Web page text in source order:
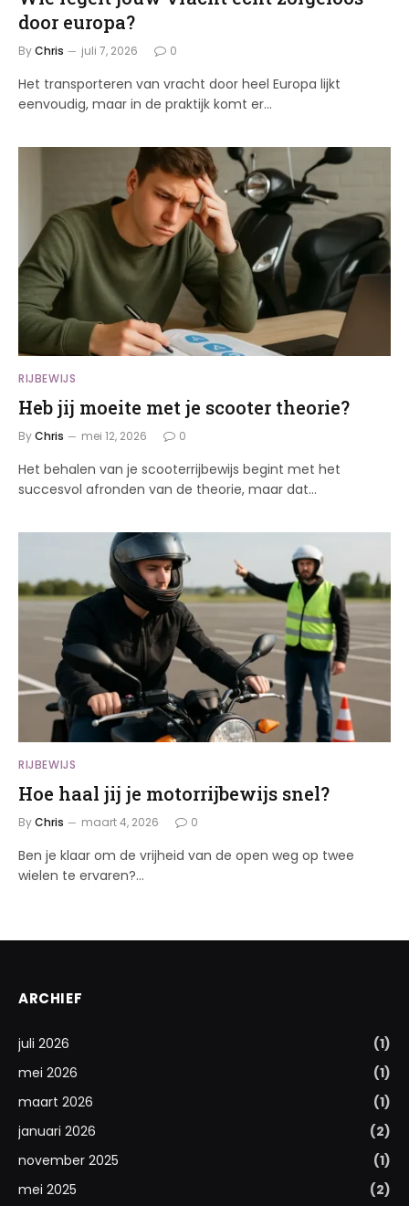
door europa?
ByChris juli 7, 2026 0
Het transporteren van vracht door heel Europa lijkt
eenvoudig, maar in de praktijk komt er…
RIJBEWIJS
Heb jij moeite met je scooter theorie?
ByChris mei 12, 2026 0
Het behalen van je scooterrijbewijs begint met het
succesvol afronden van de theorie, maar dat…
RIJBEWIJS
Hoe haal jij je motorrijbewijs snel?
ByChris maart 4, 2026 0
Ben je klaar om de vrijheid van de open weg op twee
wielen te ervaren?…
ARCHIEF
juli 2026
(1)
mei 2026
(1)
maart 2026
(1)
januari 2026
(2)
november 2025
(1)
mei 2025
(2)